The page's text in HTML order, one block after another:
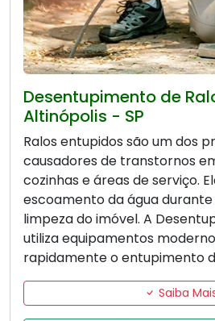
Desentupimento de
Altinópolis - SP
Ralos entupidos são um dos
causadores de transtornos
cozinhas e áreas de serviço.
escoamento da água
limpeza do imóvel. A
utiliza equipamentos
rapidamente o entupimento
Saiba